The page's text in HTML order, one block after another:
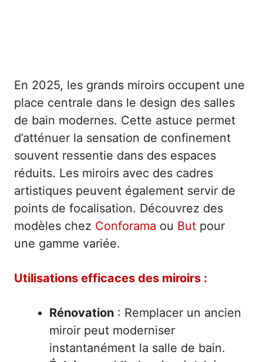
En 2025, les grands miroirs occupent une
place centrale dans le design des salles
de bain modernes. Cette astuce permet
d’atténuer la sensation de confinement
souvent ressentie dans des espaces
réduits. Les miroirs avec des cadres
artistiques peuvent également servir de
points de focalisation. Découvrez des
modèles chez Conforama ou But pour
une gamme variée.
Utilisations efficaces des miroirs :
Rénovation : Remplacer un ancien
miroir peut moderniser
instantanément la salle de bain.